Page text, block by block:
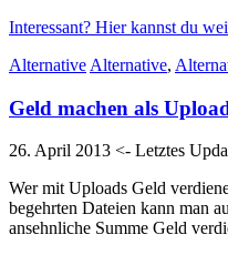
Interessant? Hier kannst du
Alternative Alternative,
Geld machen als
26. April 2013 <- Letztes
Wer mit Uploads Geld
begehrten Dateien kann man
ansehnliche Summe Geld